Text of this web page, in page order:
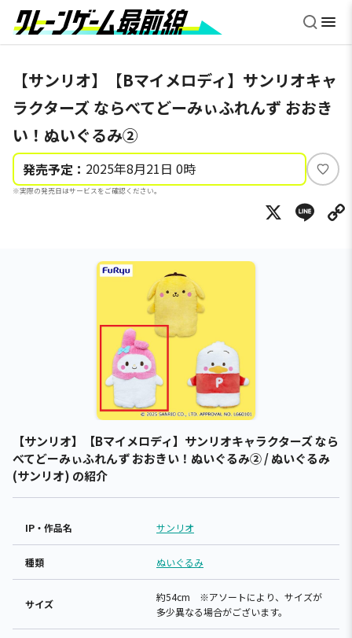
【サンリオ】【Bマイメロディ】サンリオキャ
ラクターズ ならべてどーみぃふれんず おおき
い！ぬいぐるみ②
発売予定： 2025年8月21日 0時
※実際の発売日はサービスをご確認ください。
い
ね
X
【サンリオ】【Bマイメロディ】サンリオキャラクターズ なら
べてどーみぃふれんず おおきい！ぬいぐるみ② / ぬいぐるみ
(サンリオ) の紹介
IP・作品名 サンリオ
種類 ぬいぐるみ
サイズ
約54cm ※アソートにより、サイズが
多少異なる場合がございます。